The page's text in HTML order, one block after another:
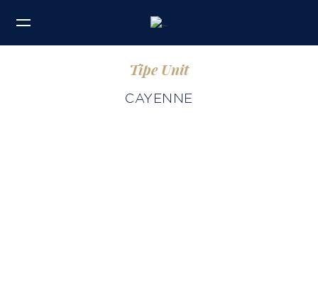
Tipe Unit
CAYENNE